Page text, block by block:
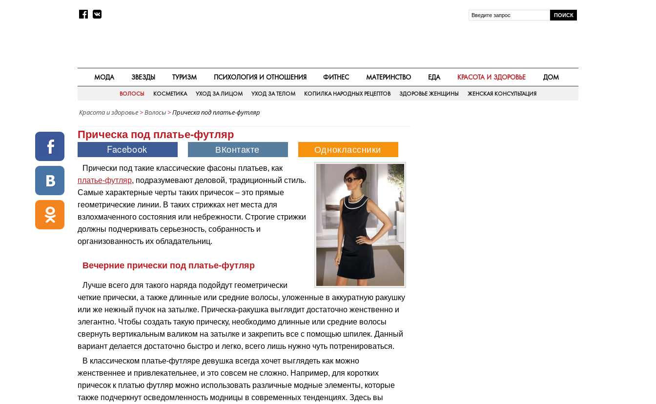
МОДА ЗВЕЗДЫ ТУРИЗМ ПСИХОЛОГИЯ И ОТНОШЕНИЯ ФИТНЕС МАТЕРИНСТВО ЕДА КРАСОТА И ЗДОРОВЬЕ ДОМ
ВОЛОСЫ КОСМЕТИКА УХОД ЗА ЛИЦОМ УХОД ЗА ТЕЛОМ КОПИЛКА НАРОДНЫХ РЕЦЕПТОВ ЗДОРОВЬЕ ЖЕНЩИНЫ ЖЕНСКАЯ КОНСУЛЬТАЦИЯ
Красота и здоровье >Волосы >Прическа под платье-футляр
Прическа под платье-футляр
Прически под такие классические фасоны платьев, как
платье-футляр, подразумевают деловой, традиционный стиль.
Самые характерные черты таких причесок – это прямые
геометрические линии. В таких стрижках нет места для
взлохмаченного состояния или небрежности. Строгие стрижки
должны подчеркивать серьезность, собранность и
организованность их обладательниц.
Вечерние прически под платье-футляр
Лучше всего для такого наряда подойдут геометрически
четкие прически, а также длинные или средние волосы, уложенные в аккуратную ракушку
или же нежный пучок на затылке. Прическа-ракушка выглядит достаточно женственно и
элегантно. Чтобы создать такую прическу, необходимо длинные или средние волосы
свернуть вертикальным валиком на затылке и закрепить все с помощью шпилек. Данный
вариант делается достаточно быстро и легко, всего лишь нужно чуть потренироваться.
В классическом платье-футляре девушка всегда хочет выглядеть как можно
женственнее и привлекательнее, и это совсем не сложно. Например, для коротких
причесок к платью футляр можно использовать различные модные элементы, которые
также подчеркнут осведомленность модницы в современных тенденциях. Здесь вы